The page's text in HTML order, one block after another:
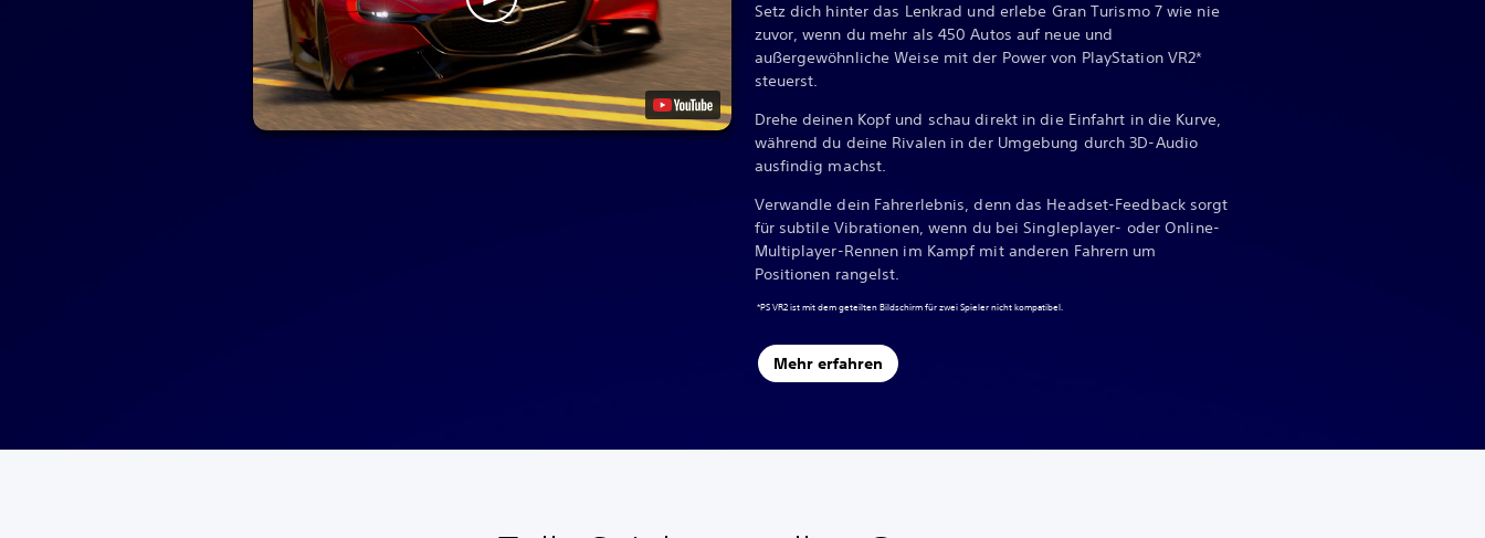
Setz dich hinter das Lenkrad und erlebe Gran Turismo 7 wie nie
zuvor, wenn du mehr als 450 Autos auf neue und
außergewöhnliche Weise mit der Power von PlayStation VR2*
steuerst.
Drehe deinen Kopf und schau direkt in die Einfahrt in die Kurve,
während du deine Rivalen in der Umgebung durch 3D-Audio
ausfindig machst.
Verwandle dein Fahrerlebnis, denn das Headset-Feedback sorgt
für subtile Vibrationen, wenn du bei Singleplayer- oder Online-
Multiplayer-Rennen im Kampf mit anderen Fahrern um
Positionen rangelst.
*PS VR2 ist mit dem geteilten Bildschirm für zwei Spieler nicht kompatibel.
Mehr erfahren